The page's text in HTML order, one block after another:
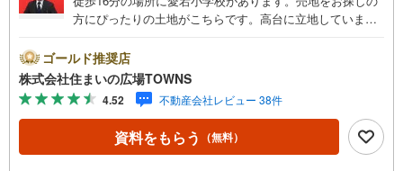
方にぴったりの土地がこちらです。高台に立地していま
り、快適な生活が期待できるのではないでしょうか。イチ
オシの土地面積224.78平米（公簿）の土地です。第一種低
層住居専用地域は、開放的で明るい街並みが生まれ、良好
な住環境からニーズの高い場所です。【年中無休/9:00～21:
00】人気物件は特にお問い合わせが集中するため、お早め
にお電話下さい。「室内・現地を見学する」ボタンよりご
ゴールド推奨店
株式会社住まいの広場TOWNS
4.52 不動産会社レビュー 38件
資料をもらう （無料）